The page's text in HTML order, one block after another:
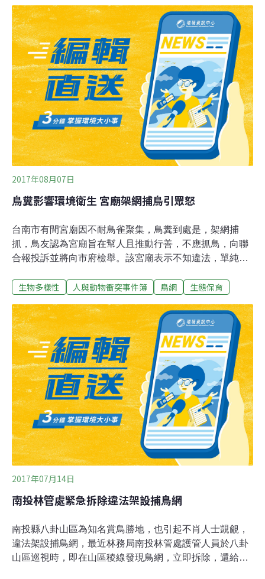
的線索，而警方埋伏數日也未見有人來收網，但就鳥網上
殘留的數隻鳥類屍體可知，這樣的行為已經對保安林生態
產生危害，並違反野生動物保育法。
2017年08月07日
鳥糞影響環境衛生 宮廟架網捕鳥引眾怒
台南市有間宮廟因不耐鳥雀聚集，鳥糞到處是，架網捕
抓，鳥友認為宮廟旨在幫人且推動行善，不應抓鳥，向聯
合報投訴並將向市府檢舉。該宮廟表示不知違法，單純是
訴說，這家宮廟設網捕鳥已一段時間，昨天（4日）路
除殺生補鳥網，但廟方今天並未拆除網子。由於北風漸
強，未來過境候鳥漸多，若網子不拆，可能陸續會有鳥落
網，因此發動搶救行動，除投訴並將向市府農業局檢舉。
該宮廟表示，廟前棚架處每天都有大群雀鳥聚集，鳥糞特
多，有些信徒還「中彈」，顧及環境衛生才架網，希望嚇
阻。不知這樣是違法，會趕快把網子拆下來，另會請教專
家，解決雀鳥太多，影響環境衛生的問題。台南拍鳥俱樂
部負責人黃蜀婷表示，依據野生動物保護法第21條規定，
非屬保育鳥禽危害農作物、水產養殖時，農漁民可以捕
殺，但架設鳥網必須申請，未經申請架設網具主管機關得
逕予拆
生物多樣性 人與動物衝突事件簿 鳥網 生態保育
2017年07月14日
南投林管處緊急拆除違法架設捕鳥網
南投縣八卦山區為知名賞鳥勝地，也引起不肖人士覬覦，
違法架設捕鳥網，最近林務局南投林管處護管人員於八卦
山區巡視時，即在山區稜線發現鳥網，立即拆除，還給鳥